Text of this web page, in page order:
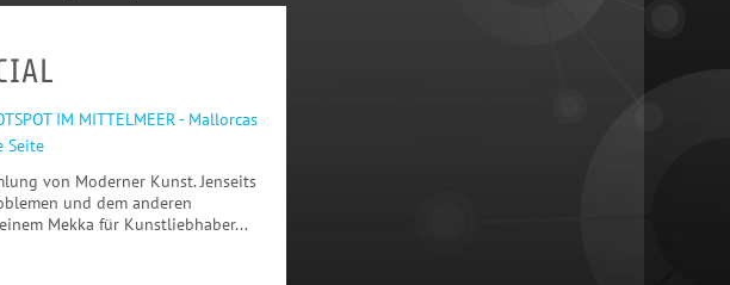
IM MITTELMEER - Mallorcas
Seite
von Moderner Kunst. Jenseits
und dem anderen
Mekka für Kunstliebhaber...